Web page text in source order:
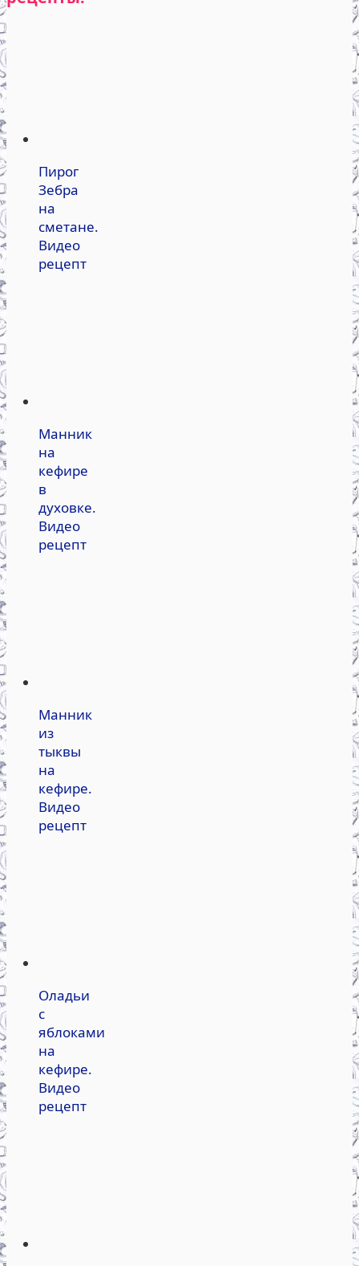
Пирог
Зебра
на
сметане.
Видео
рецепт
Манник
на
кефире
в
духовке.
Видео
рецепт
Манник
из
тыквы
на
кефире.
Видео
рецепт
Оладьи
с
яблоками
на
кефире.
Видео
рецепт